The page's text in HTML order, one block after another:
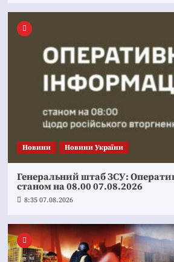
Новини Новини України
Генеральний штаб ЗСУ:
станом на 08.00 07.08.2026
8:35 07.08.2026